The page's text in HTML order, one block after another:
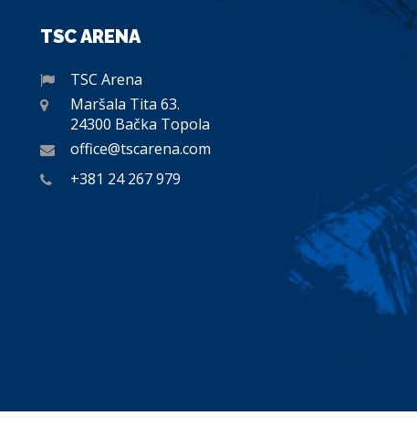
TSC ARENA
TSC Arena
Maršala Tita 63.
24300 Bačka Topola
office@tscarena.com
+381 24 267 979